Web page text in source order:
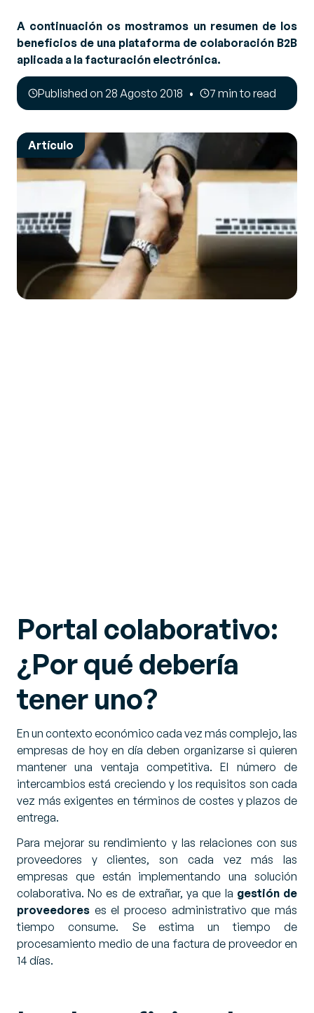
A continuación os mostramos un resumen de los
beneficios de una plataforma de colaboración B2B
aplicada a la facturación electrónica.
Published on 28 Agosto 2018 7 min to read
Artículo
Portal colaborativo:
¿Por qué debería
tener uno?
En un contexto económico cada vez más complejo, las
empresas de hoy en día deben organizarse si quieren
mantener una ventaja competitiva. El número de
intercambios está creciendo y los requisitos son cada
vez más exigentes en términos de costes y plazos de
entrega.
Para mejorar su rendimiento y las relaciones con sus
proveedores y clientes, son cada vez más las
empresas que están implementando una solución
colaborativa. No es de extrañar, ya que la gestión de
proveedores es el proceso administrativo que más
tiempo consume. Se estima un tiempo de
procesamiento medio de una factura de proveedor en
14 días.